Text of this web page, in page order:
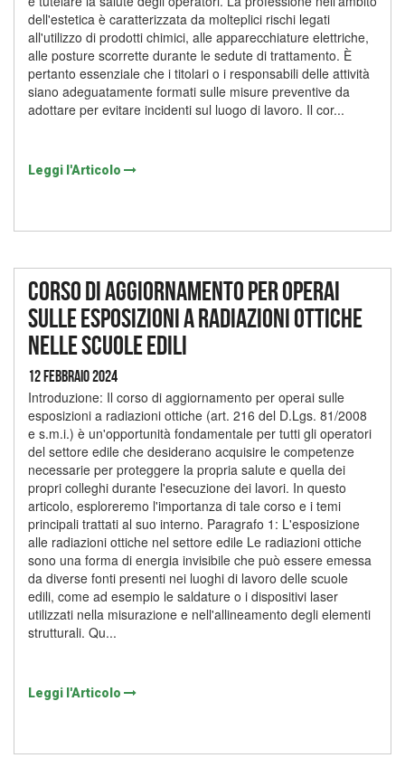
dell'estetica è caratterizzata da molteplici rischi legati
all'utilizzo di prodotti chimici, alle apparecchiature elettriche,
alle posture scorrette durante le sedute di trattamento. È
pertanto essenziale che i titolari o i responsabili delle attività
siano adeguatamente formati sulle misure preventive da
adottare per evitare incidenti sul luogo di lavoro. Il cor...
Leggi l'Articolo
Corso di aggiornamento per operai
sulle esposizioni a radiazioni ottiche
nelle scuole edili
12 Febbraio 2024
Introduzione: Il corso di aggiornamento per operai sulle
esposizioni a radiazioni ottiche (art. 216 del D.Lgs. 81/2008
e s.m.i.) è un'opportunità fondamentale per tutti gli operatori
del settore edile che desiderano acquisire le competenze
necessarie per proteggere la propria salute e quella dei
propri colleghi durante l'esecuzione dei lavori. In questo
articolo, esploreremo l'importanza di tale corso e i temi
principali trattati al suo interno. Paragrafo 1: L'esposizione
alle radiazioni ottiche nel settore edile Le radiazioni ottiche
sono una forma di energia invisibile che può essere emessa
da diverse fonti presenti nei luoghi di lavoro delle scuole
edili, come ad esempio le saldature o i dispositivi laser
utilizzati nella misurazione e nell'allineamento degli elementi
strutturali. Qu...
Leggi l'Articolo